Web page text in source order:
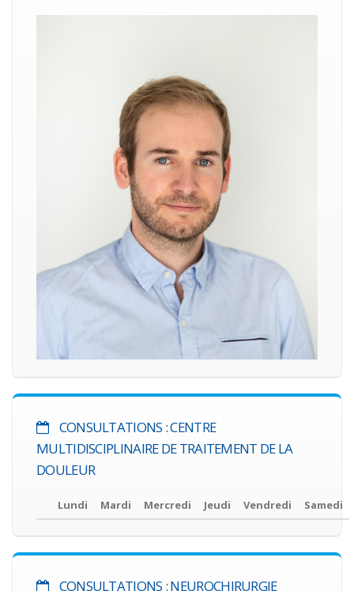
CONSULTATIONS : CENTRE
MULTIDISCIPLINAIRE DE TRAITEMENT DE LA
DOULEUR
Lundi Mardi Mercredi Jeudi Vendredi Samedi
CONSULTATIONS : NEUROCHIRURGIE